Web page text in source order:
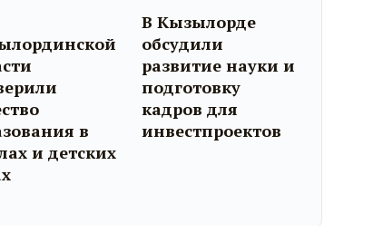
в
и детских
В Кызылорде
обсудили
развитие науки и
подготовку
кадров для
инвестпроектов